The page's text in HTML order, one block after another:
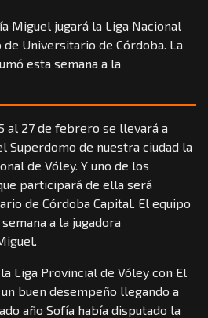
Miguel jugará la Liga Nacional
Universitario de Córdoba. La
esta semana a la
al 27 de febrero se llevará a
Superdomo de nuestra ciudad la
de Vóley. Y uno de los
participará de ella será
de Córdoba Capital. El equipo
a la jugadora
Liga Provincial de Vóley con El
buen desempeño llegando a
año Sofía había disputado la